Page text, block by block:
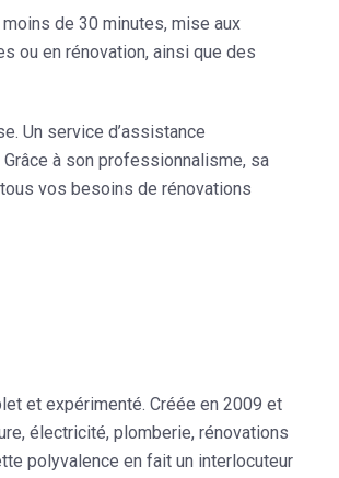
moins de 30 minutes, mise aux
ou en rénovation, ainsi que des
Un service d’assistance
à son professionnalisme, sa
vos besoins de rénovations
et expérimenté. Créée en 2009 et
électricité, plomberie, rénovations
polyvalence en fait un interlocuteur